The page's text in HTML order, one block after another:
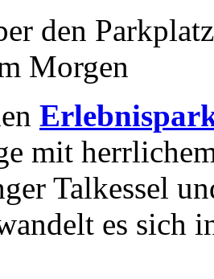
den
Morgen
mit
Talkessel
es sich